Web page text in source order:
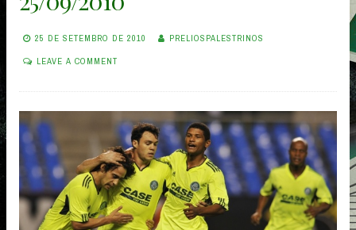
25 DE SETEMBRO DE 2010 PRELIOSPALESTRINOS
LEAVE A COMMENT